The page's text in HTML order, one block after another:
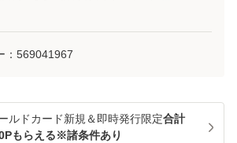
569041967
ルドカード新規＆即時発行限定合計
もらえる※諸条件あり